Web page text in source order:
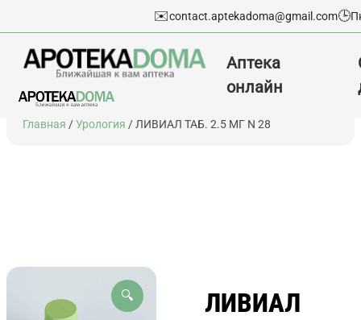
Перейти
✉️contact.aptekadoma@gmail.com🕒
Аптека
онлайн
Главная /Урология / ЛИВИАЛ ТАБ. 2.5 МГ N 28
🔍
ЛИВИАЛ